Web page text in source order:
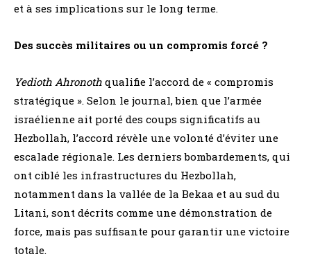
et à ses implications sur le long terme.
Des succès militaires ou un compromis forcé ?
Yedioth Ahronoth qualifie l’accord de « compromis
stratégique ». Selon le journal, bien que l’armée
israélienne ait porté des coups significatifs au
Hezbollah, l’accord révèle une volonté d’éviter une
escalade régionale. Les derniers bombardements, qui
ont ciblé les infrastructures du Hezbollah,
notamment dans la vallée de la Bekaa et au sud du
Litani, sont décrits comme une démonstration de
force, mais pas suffisante pour garantir une victoire
totale.